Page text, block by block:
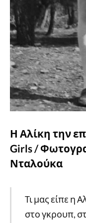
Η Αλίκη την
Girls /
Νταλούκα
Τι μας είπε η
στο γκρουπ,